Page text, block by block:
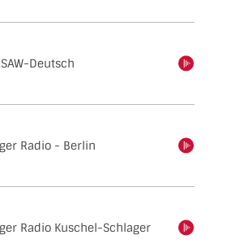
Deutsch
Radio - Berlin
Radio Kuschel-Schlager
einschalten